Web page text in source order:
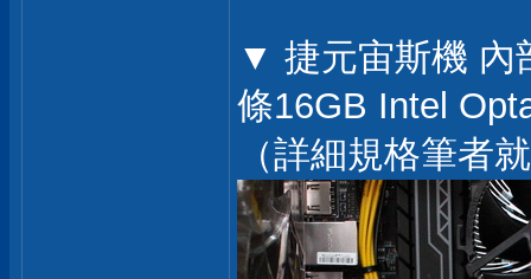
▼ 捷元宙斯機 內
條16GB Intel
（詳細規格筆者